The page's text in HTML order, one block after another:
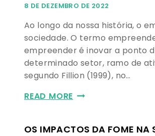
8 DE DEZEMBRO DE 2022
Ao longo da nossa história, o
sociedade. O termo
empreender é inovar a ponto
determinado setor, ramo de
segundo Fillion (1999), no…
READ MORE
OS IMPACTOS DA FOME NA